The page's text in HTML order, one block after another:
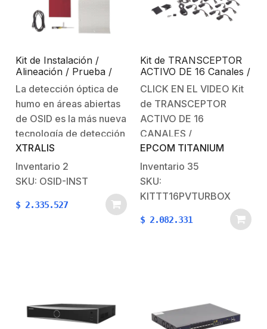
equipos sin
autorización podrán ser
administrativas o
penales. Kit de…
equipos sin
autorización podrán ser
administrativas o
penales. Kit de…
Kit de Instalación /
Alineación / Prueba /
para Detectores OSID
La detección óptica de
humo en áreas abiertas
de OSID es la más nueva
tecnología de detección
lineal basada en el uso
de luz en dos longitudes
de onda diferentes y un
receptor óptico, lo que
permite una calidad de
XTRALIS
Inventario 2
SKU: OSID-INST
$ 2.335.527
Kit de TRANSCEPTOR
ACTIVO DE 16 Canales /
VIDEO+PODER en un
solo Cable UTP / 150m
en 4K, 200m en 5 MP/
Envía 36 Vcc y recibe 12
Vcc / TODO INCLUIDO
PARA RACK /
Compatible con
cámaras HD-
TVI/CVI/AHD/CVBS /
Instalación Limpia
CLICK EN EL VIDEO Kit
de TRANSCEPTOR
ACTIVO DE 16
CANALES /
VIDEO+PODER en un
solo Cable UTPEl KIT-
TT16PV-TURBOX es un
transceptor de video
(Balun) que te permite
EPCOM TITANIUM
Inventario 35
SKU:
KITTT16PVTURBOX
$ 2.082.331